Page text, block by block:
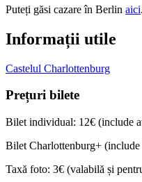
Puteți găsi cazare în Berlin aici.
Informații utile
Castelul Charlottenburg
Prețuri bilete
Bilet individual: 12€ (include
Bilet Charlottenburg+
Taxă foto: 3€ (valabilă și